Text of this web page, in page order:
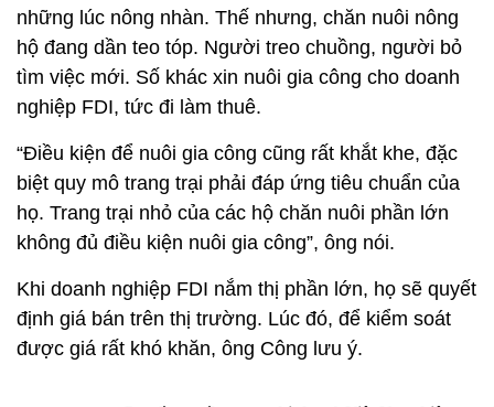
những lúc nông nhàn. Thế nhưng, chăn nuôi nông
hộ đang dần teo tóp. Người treo chuồng, người bỏ
tìm việc mới. Số khác xin nuôi gia công cho doanh
nghiệp FDI, tức đi làm thuê.
“Điều kiện để nuôi gia công cũng rất khắt khe, đặc
biệt quy mô trang trại phải đáp ứng tiêu chuẩn của
họ. Trang trại nhỏ của các hộ chăn nuôi phần lớn
không đủ điều kiện nuôi gia công”, ông nói.
Khi doanh nghiệp FDI nắm thị phần lớn, họ sẽ quyết
định giá bán trên thị trường. Lúc đó, để kiểm soát
được giá rất khó khăn, ông Công lưu ý.